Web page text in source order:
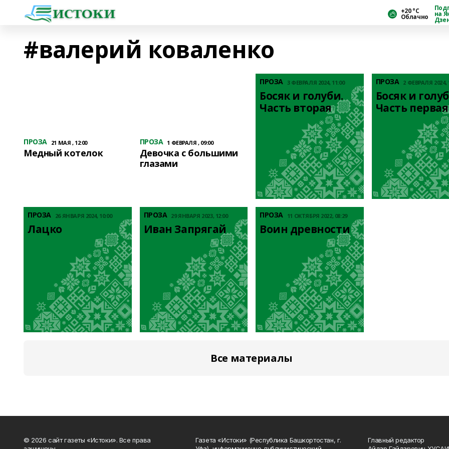
+20 °С
Облачно на
#валерий коваленко
ПРОЗА 21 МАЯ , 12:00
Медный котелок
ПРОЗА 1 ФЕВРАЛЯ , 09:00
Девочка с большими
глазами
ПРОЗА 3 ФЕВРАЛЯ 2024, 11:00
Босяк и голуби.
Часть вторая
ПРОЗА 2 ФЕВРАЛЯ 2024,
Босяк и
Часть первая
ПРОЗА 26 ЯНВАРЯ 2024, 10:00
Лацко
ПРОЗА 29 ЯНВАРЯ 2023, 12:00
Иван Запрягай
ПРОЗА 11 ОКТЯБРЯ 2022, 08:29
Воин древности
Все материалы
© 2026 сайт газеты «Истоки». Все права
Газета «Истоки» (Республика Башкортостан, г.
Главный редактор